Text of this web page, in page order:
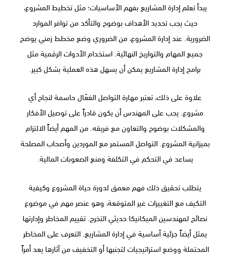
يبدأ تعلم إدارة المشاريع بفهم الأساسيات؛ مثل تخطيط المشروع،
حيث يجب تحديد الأهداف بوضوح والتأكد من توافر الموارد
الضرورية. عند إدارة المشروع، من الضروري وضع مخطط زمني يوضح
جميع المهام والتواريخ النهائية. استخدام الأدوات الرقمية مثل
برامج إدارة المشاريع يمكن أن يسهل هذه العملية بشكل كبير.
علاوة على ذلك، تعتبر مهارة التواصل الفعّال حاسمة لنجاح أي
مشروع. يجب على المهندس أن يكون قادراً على توصيل الأفكار
والمشكلات بوضوح والتعاون مع فريقه. من المهم أيضاً الالتزام
بميزانية المشروع. التواصل المستمر مع الموردين وأصحاب المصلحة
يساعد في التحكم في التكلفة ومنع الصعوبات المالية.
يتطلب تحقيق ذلك فهم معمق لدورة حياة المشروع وكيفية
التكيف مع التغييرات غير المتوقعة، وهو عنصر مهم في موضوع
نصائح لمهندسين الميكانيكا حديثي التخرج. تقييم المخاطر وإدارتها
يمثل أيضاً جزئية أساسية في إدارة المشاريع. التعرف على المخاطر
المحتملة ووضع استراتيجيات لتجنبها أو التخفيف من آثارها يعد أمراً